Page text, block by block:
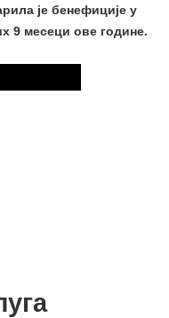
је бенефиције у
9 месеци ове године.